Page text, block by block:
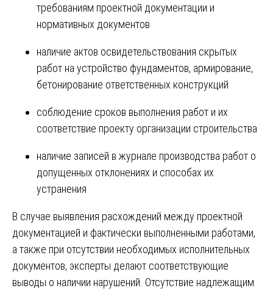
требованиям проектной документации и
нормативных документов
наличие актов освидетельствования скрытых
работ на устройство фундаментов, армирование,
бетонирование ответственных конструкций
соблюдение сроков выполнения работ и их
соответствие проекту организации строительства
наличие записей в журнале производства работ о
допущенных отклонениях и способах их
устранения
В случае выявления расхождений между проектной
документацией и фактически выполненными работами,
а также при отсутствии необходимых исполнительных
документов, эксперты делают соответствующие
выводы о наличии нарушений. Отсутствие надлежащим